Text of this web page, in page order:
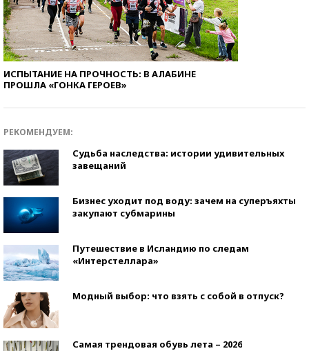
ИСПЫТАНИЕ НА ПРОЧНОСТЬ: В АЛАБИНЕ
ПРОШЛА «ГОНКА ГЕРОЕВ»
РЕКОМЕНДУЕМ:
Судьба наследства: истории удивительных
завещаний
Бизнес уходит под воду: зачем на суперъяхты
закупают субмарины
Путешествие в Исландию по следам
«Интерстеллара»
Модный выбор: что взять с собой в отпуск?
Самая трендовая обувь лета – 2026